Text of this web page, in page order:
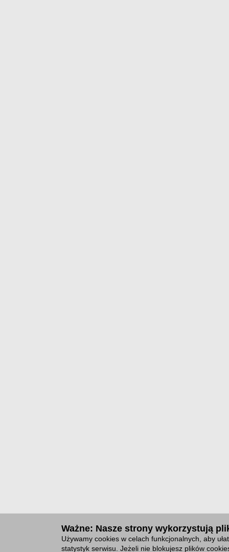
Ważne: Nasze strony wykorzystują
Używamy cookies w celach funkcjonalnych, aby
statystyk serwisu. Jeżeli nie blokujesz plików